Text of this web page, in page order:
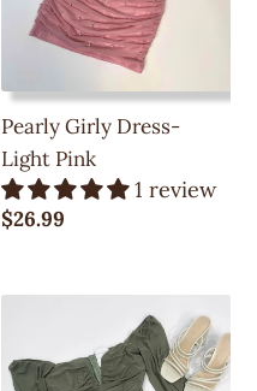
Pearly Girly Dress-
Light Pink
1 review
Precio
$26.99
Verde